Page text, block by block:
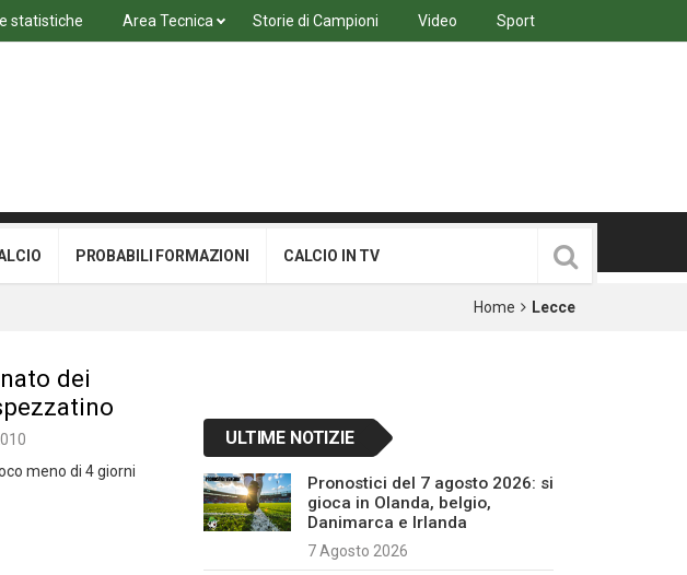
statistiche Area Tecnica Storie di Campioni Video Sport
PROBABILI FORMAZIONI CALCIO IN TV
Home Lecce
dei
meno di 4 giorni
ULTIME NOTIZIE
Pronostici del 7 agosto 2026: si
gioca in Olanda, belgio,
Danimarca e Irlanda
7 Agosto 2026